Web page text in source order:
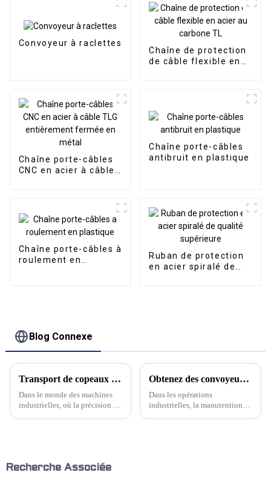
Convoyeur à raclettes
Chaîne de protection
de câble flexible en
Chaîne porte-câbles
CNC en acier à câble
Chaîne porte-câbles
antibruit en plastique
Chaîne porte-câbles à
roulement en
Ruban de protection
en acier spiralé de
Blog Connexe
Transport de copeaux robuste : convoyeurs de copeaux métalliques robustes pour applications exigeantes
Dans le monde des machines
industrielles, où la précision et
confronté…
Obtenez des convoyeurs de haute qualité pour une efficacité maximale
Dans les opérations
industrielles, la manutention
Recherche Associée